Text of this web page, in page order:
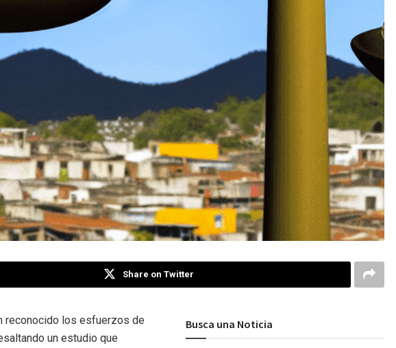
Share on Twitter
reconocido los esfuerzos de
un estudio que
Busca una Noticia